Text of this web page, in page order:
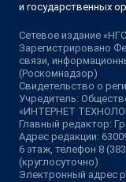
и государственных
Сетевое издание
Зарегистрировано
связи,
(Роскомнадзор)
Свидетельство о
Учредитель:
«ИНТЕРНЕТ
Главный редактор:
Адрес редакции:
6 этаж, телефон 8
(круглосуточно)
Электронный адрес